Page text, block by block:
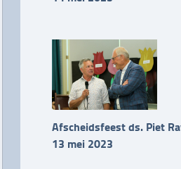
Afscheidsfeest ds. Piet
13 mei 2023